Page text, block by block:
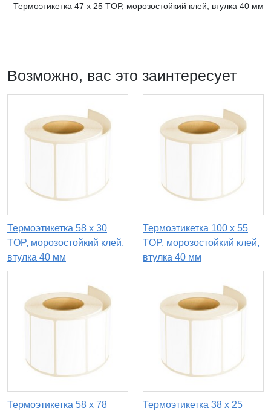
Термоэтикетка 47 х 25 TOP, морозостойкий клей, втулка 40 мм
Возможно, вас это заинтересует
Термоэтикетка 58 х 30
TOP, морозостойкий клей,
втулка 40 мм
Термоэтикетка 100 х 55
TOP, морозостойкий клей,
втулка 40 мм
Термоэтикетка 58 х 78
Термоэтикетка 38 х 25